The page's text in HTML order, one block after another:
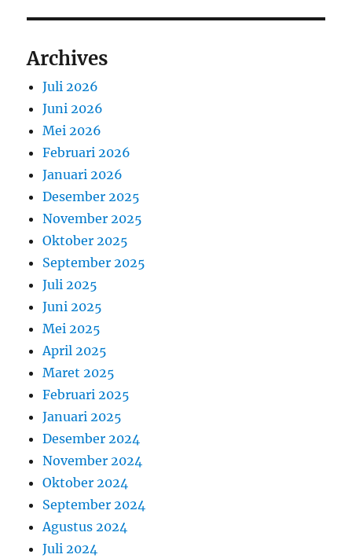
Archives
Juli 2026
Juni 2026
Mei 2026
Februari 2026
Januari 2026
Desember 2025
November 2025
Oktober 2025
September 2025
Juli 2025
Juni 2025
Mei 2025
April 2025
Maret 2025
Februari 2025
Januari 2025
Desember 2024
November 2024
Oktober 2024
September 2024
Agustus 2024
Juli 2024